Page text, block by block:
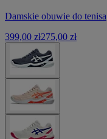
Damskie obuwie do tenisa
399,00 zł275,00 zł